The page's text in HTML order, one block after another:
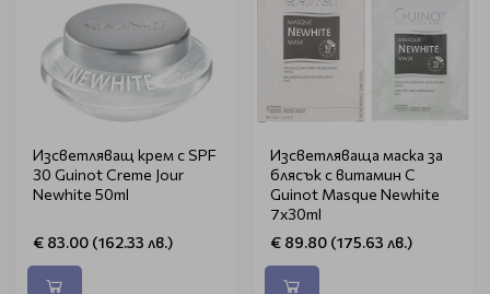
Изсветляващ крем с SPF
30 Guinot Creme Jour
Newhite 50ml
€ 83.00 (162.33 лв.)
Изсветляваща маска за
блясък с витамин С
Guinot Masque Newhite
7x30ml
€ 89.80 (175.63 лв.)